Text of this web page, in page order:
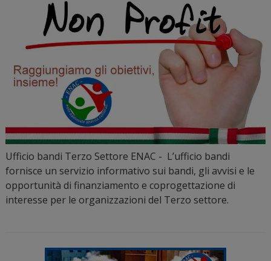
Ufficio bandi Terzo Settore ENAC - L’ufficio bandi
fornisce un servizio informativo sui bandi, gli avvisi e le
opportunità di finanziamento e coprogettazione di
interesse per le organizzazioni del Terzo settore.